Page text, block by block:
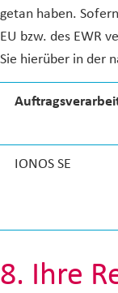
getan haben.
EU bzw. des EWR
Sie hierüber in der
IONOS SE
8. Ihre